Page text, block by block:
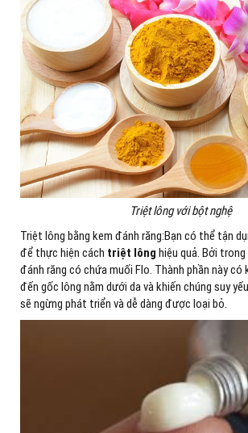
Triệt lông với bột nghệ
Triệt lông bằng kem đánh răng:Bạn có thể tận
để thực hiện cách triệt lông hiệu quả. Bởi
đánh răng có chứa muối Flo. Thành phần này có
đến gốc lông nằm dưới da và khiến chúng suy
sẽ ngừng phát triển và dễ dàng được loại bỏ.